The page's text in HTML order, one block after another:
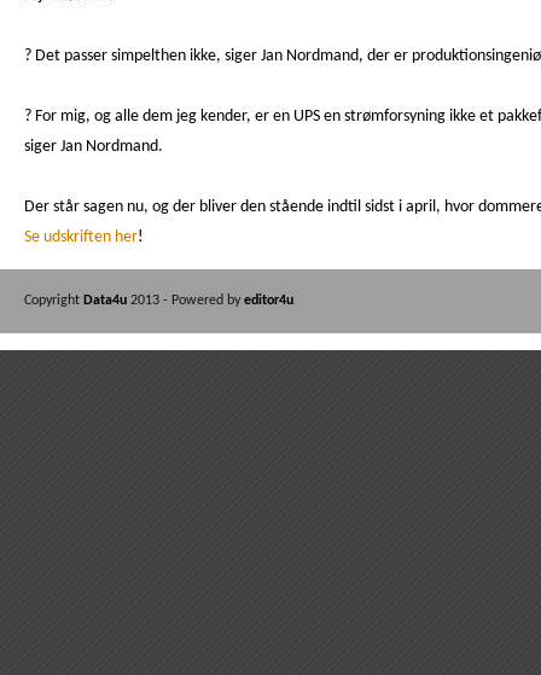
? Det passer simpelthen ikke, siger Jan Nordmand, der er
? For mig, og alle dem jeg kender, er en UPS en strømforsyning ikke et
siger Jan Nordmand.
Der står sagen nu, og der bliver den stående indtil sidst i april, hvor
Se udskriften her!
Copyright Data4u 2013 - Powered by editor4u